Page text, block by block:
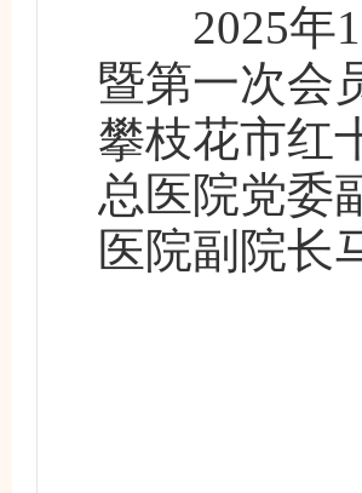
2025年12
暨第一次会
攀枝花市红
总医院党委
医院副院长